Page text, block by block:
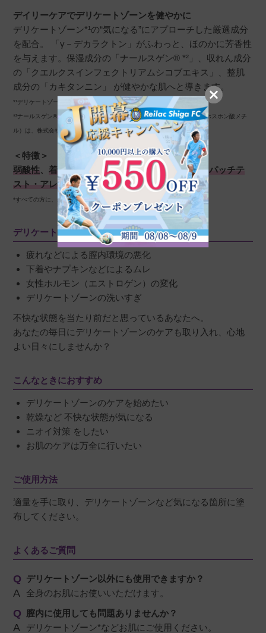
みたん 購入者
非公開
投稿日
2023/06/28
サプリを使用していたので、同ラインの新製品
のこちらを買ってみました。値段も手頃で、使
い心地もしっとりでベタベタせず、使用しやす
いです。
デイリーケアでデリケートゾーンを健やかに
デリケートゾーン*¹の“気になる”にアプローチした厳選成分
を配合。 「γ－デカラクトン」がふわっと、ほのかに芳香性
を与えます。保湿成分の「ナールスゲン® *²」、収れん成分
の「クエルクスインフェクトリアムシコブエキス」、整肌
成分の「カキタンニン」 が健やかな肌へと導きます。
*¹デリケートゾーンとは、外陰部とその周辺のお肌を指します。
*²ナールスゲン®（カルボキシメチルフェニルアミノカルボキシプロピルホスホン酸メチ
ル）は、株式会社ナールスコーポレーションの登録商標です。
＜特徴＞
弱酸性、着色料・パラベン・エタノール不使用、パッチテ
スト・アレルギーテスト済*
*すべての方に、皮膚刺激・アレルギーが起こらないわけではありません
デリケートソーンの揺らぎをもたらす要因
疲れなどによる膣内環境の悪化
下着やナプキンなどによるムレ
女性ホルモン（エストロゲン）の変化
デリケートゾーンの洗いすぎ
不快な状態を当たり前だと思っているあなたへ。
あなたの毎日にデリケートゾーンのケアも取り入れ、心地
よい日々にしませんか？
こんなときにおすすめ
デリケートゾーンのケアを始めたい
乾燥など 不快な状態が気になる
ニオイ対策 をしたい
お肌のケアは万全に行いたい
ご使用方法
適量を手に取り、デリケートゾーンなど気になる箇所に塗
布してください。
よくあるご質問
デリケートゾーン以外にも使用できますか？
全身のお肌にお使いいただけます。
膣内に使用しても問題ありませんか？
デリケートゾーン*などお肌にご使用ください。